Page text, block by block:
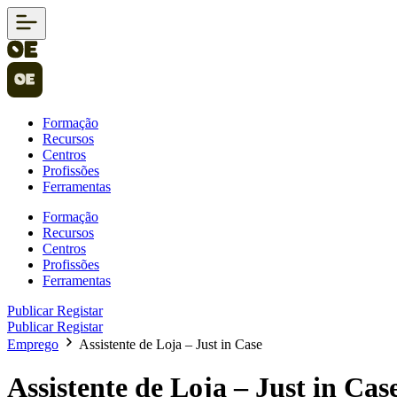
Formação
Recursos
Centros
Profissões
Ferramentas
Formação
Recursos
Centros
Profissões
Ferramentas
PublicarRegistar
PublicarRegistar
Emprego
Assistente de Loja – Just in Case
Assistente de Loja – Just in